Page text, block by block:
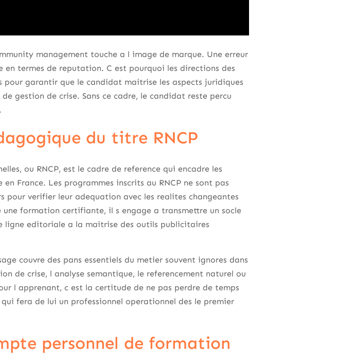
management touche a l image de marque. Une erreur
termes de reputation. C est pourquoi les directions des
pour garantir que le candidat maitrise les aspects juridiques
gestion de crise. Sans ce cadre, le candidat reste percu
du titre RNCP
ou RNCP, est le cadre de reference qui encadre les
France. Les programmes inscrits au RNCP ne sont pas
pour verifier leur adequation avec les realites changeantes
formation certifiante, il s engage a transmettre un socle
ligne editoriale a la maitrise des outils publicitaires
couvre des pans essentiels du metier souvent ignores dans
de crise, l analyse semantique, le referencement naturel ou
l apprenant, c est la certitude de ne pas perdre de temps
fera de lui un professionnel operationnel des le premier
personnel de formation